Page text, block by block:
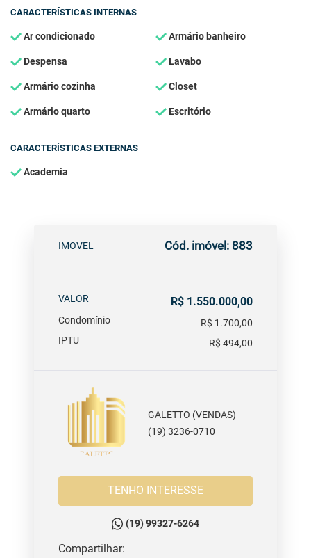
CARACTERÍSTICAS INTERNAS
Ar condicionado Armário banheiro
Despensa Lavabo
Armário cozinha Closet
Armário quarto Escritório
CARACTERÍSTICAS EXTERNAS
Academia
IMOVEL Cód. imóvel: 883
VALOR R$ 1.550.000,00
Condomínio
R$ 1.700,00
IPTU
R$ 494,00
GALETTO (VENDAS)
(19) 3236-0710
TENHO INTERESSE
(19) 99327-6264
Compartilhar: